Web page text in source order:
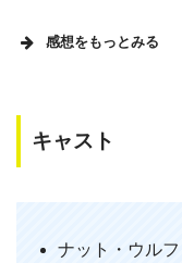
感想をもっとみる
良すぎる
キャスト
ナット・ウルフ